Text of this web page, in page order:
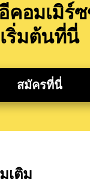
คอมเมิร์
เริ่มต้นที่นี่
สมัครที่นี่
เติม